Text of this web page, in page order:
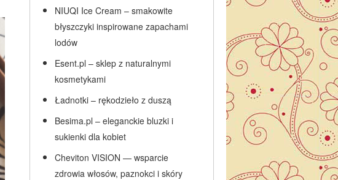
NIUQI Ice Cream – smakowite
błyszczyki inspirowane zapachami
lodów
Esent.pl – sklep z naturalnymi
kosmetykami
Ładnotki – rękodzieło z duszą
Besima.pl – eleganckie bluzki i
sukienki dla kobiet
Cheviton VISION — wsparcie
zdrowia włosów, paznokci i skóry